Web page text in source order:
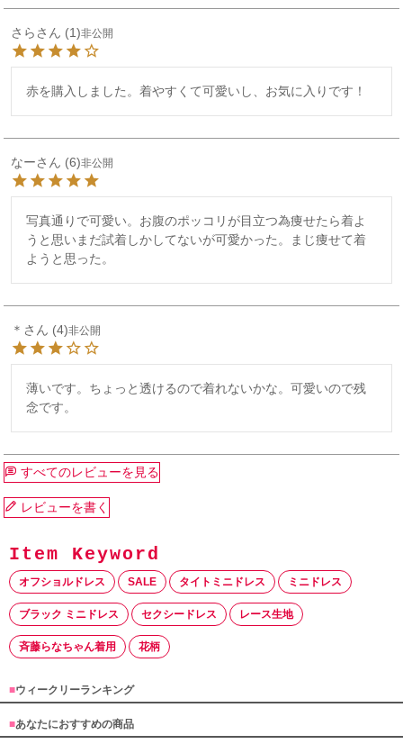
さら 1 非公開
赤を購入しました。着やすくて可愛いし、お気に入りです！
なー 6 非公開
写真通りで可愛い。お腹のポッコリが目立つ為痩せたら着よ
うと思いまだ試着しかしてないが可愛かった。まじ痩せて着
ようと思った。
＊ 4 非公開
薄いです。ちょっと透けるので着れないかな。可愛いので残
念です。
すべてのレビューを見る
レビューを書く
オフショルドレス SALE タイトミニドレス ミニドレス
ブラック ミニドレス セクシードレス レース生地
斉藤らなちゃん着用 花柄
■ウィークリーランキング
■あなたにおすすめの商品